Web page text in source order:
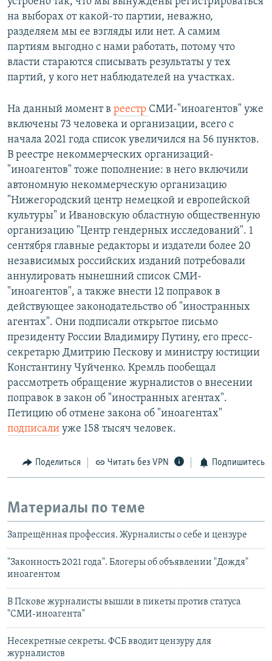
на выборах от какой-то партии, неважно,
разделяем мы ее взгляды или нет. А самим
партиям выгодно с нами работать, потому что
власти стараются списывать результаты у тех
партий, у кого нет наблюдателей на участках.
На данный момент в реестр СМИ-"иноагентов" уже
включены 73 человека и организации, всего с
начала 2021 года список увеличился на 56 пунктов.
В реестре некоммерческих организаций-
"иноагентов" тоже пополнение: в него включили
автономную некоммерческую организацию
"Нижегородский центр немецкой и европейской
культуры" и Ивановскую областную общественную
организацию "Центр гендерных исследований". 1
сентября главные редакторы и издатели более 20
независимых российских изданий потребовали
аннулировать нынешний список СМИ-
"иноагентов", а также внести 12 поправок в
действующее законодательство об "иностранных
агентах". Они подписали открытое письмо
президенту России Владимиру Путину, его пресс-
секретарю Дмитрию Пескову и министру юстиции
Константину Чуйченко. Кремль пообещал
рассмотреть обращение журналистов о внесении
поправок в закон об "иностранных агентах".
Петицию об отмене закона об "иноагентах"
подписали уже 158 тысяч человек.
Поделиться Читать без VPN Подпишитесь
Материалы по теме
Запрещённая профессия. Журналисты о себе и цензуре
"Законность 2021 года". Блогеры об объявлении "Дождя"
иноагентом
В Пскове журналисты вышли в пикеты против статуса
"СМИ-иноагента"
Несекретные секреты. ФСБ вводит цензуру для
журналистов